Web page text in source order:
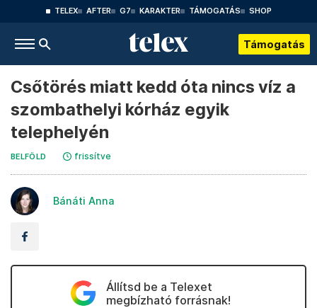
TELEX AFTER G7 KARAKTER TÁMOGATÁS SHOP
Támogatás
Csőtörés miatt kedd óta nincs víz a
szombathelyi kórház egyik
telephelyén
BELFÖLD frissítve
Bánáti Anna
Állítsd be a Telexet
megbízható forrásnak!